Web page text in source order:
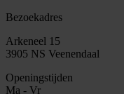
Bezoekadres
Arkeneel 15
3905 NS Veenendaal
Openingstijden
Ma - Vr